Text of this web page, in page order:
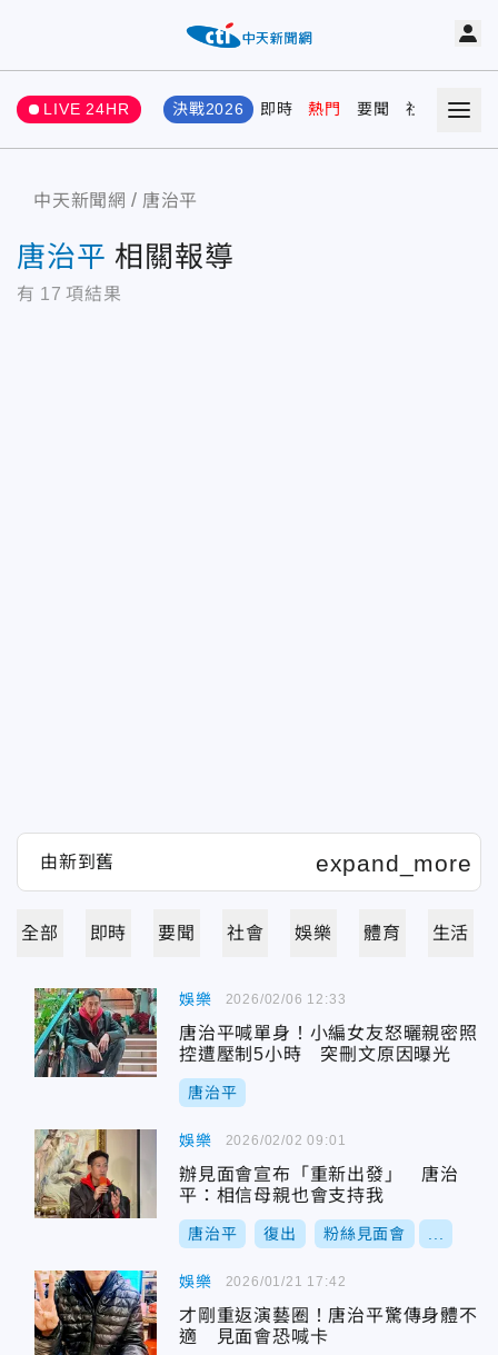
LIVE 24HR 決戰2026 即時 熱門 要聞 社會 娛樂
中天新聞網 唐治平
唐治平 相關報導
有 17 項結果
全部 即時 要聞 社會 娛樂 體育 生活
娛樂
唐治平喊單身！小編女友怒曬親密照
控遭壓制5小時 突刪文原因曝光
唐治平
2026/02/06 12:33
娛樂
辦見面會宣布「重新出發」 唐治
平：相信母親也會支持我
唐治平 復出 粉絲見面會
2026/02/02 09:01
娛樂
才剛重返演藝圈！唐治平驚傳身體不
適 見面會恐喊卡
2026/01/21 17:42